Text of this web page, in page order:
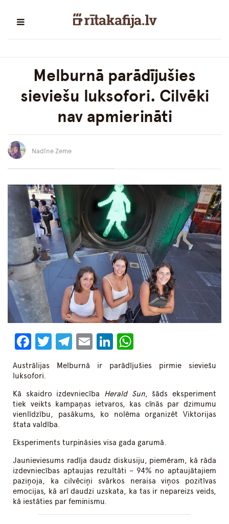
Melburnā parādījušies
sieviešu luksofori. Cilvēki
nav apmierināti
Nadīne Zeme
Facebook
Twitter
Telegram
EmailLinkedIn
Austrālijas Melburnā ir parādījušies pirmie sieviešu
luksofori.
Kā skaidro izdevniecība Herald Sun, šāds eksperiment
tiek veikts kampaņas ietvaros, kas cīnās par dzimumu
vienlīdzību, pasākums, ko nolēma organizēt Viktorijas
štata valdība.
Eksperiments turpināsies visa gada garumā.
Jaunieviesums radīja daudz diskusiju, piemēram, kā rāda
izdevniecības aptaujas rezultāti – 94% no aptaujātajiem
paziņoja, ka cilvēciņi svārkos neraisa viņos pozitīvas
emocijas, kā arī daudzi uzskata, ka tas ir nepareizs veids,
kā iestāties par feminismu.